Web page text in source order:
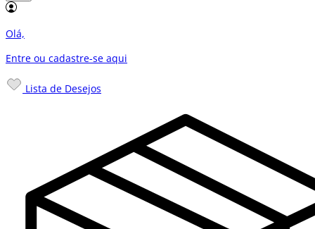
Olá,
Entre ou cadastre-se aqui
Lista de Desejos